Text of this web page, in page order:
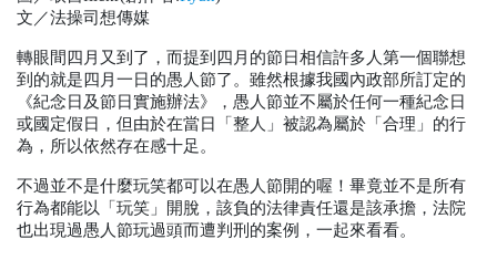
文／法操司想傳媒
轉眼間四月又到了，而提到四月的節日相信許多人第一個聯想
到的就是四月一日的愚人節了。雖然根據我國內政部所訂定的
《紀念日及節日實施辦法》，愚人節並不屬於任何一種紀念日
或國定假日，但由於在當日「整人」被認為屬於「合理」的行
為，所以依然存在感十足。
不過並不是什麼玩笑都可以在愚人節開的喔！畢竟並不是所有
行為都能以「玩笑」開脫，該負的法律責任還是該承擔，法院
也出現過愚人節玩過頭而遭判刑的案例，一起來看看。